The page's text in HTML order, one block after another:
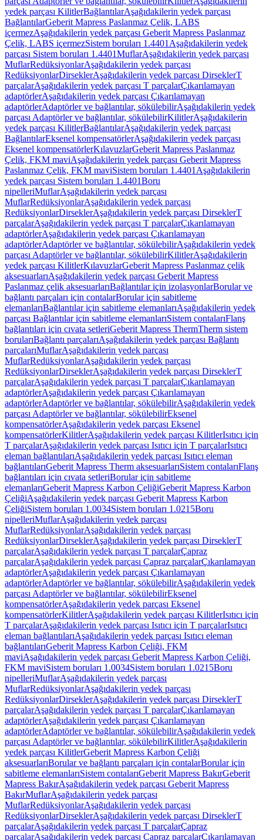
yedek parçası KilitlerBağlantılarAşağıdakilerin yedek parçası
BağlantılarGeberit Mapress Paslanmaz Çelik, LABS
içermezAşağıdakilerin yedek parçası Geberit Mapress Paslanmaz
Çelik, LABS içermezSistem boruları 1.4401 Aşağıdakilerin yedek
parçası Sistem boruları 1.4401MuflarAşağıdakilerin yedek parçası
MuflarRedüksiyonlarAşağıdakilerin yedek parçası
RedüksiyonlarDirseklerAşağıdakilerin yedek parçası DirseklerT
parçalarAşağıdakilerin yedek parçası T parçalarÇıkarılamayan
adaptörlerAşağıdakilerin yedek parçası Çıkarılamayan
adaptörlerAdaptörler ve bağlantılar, sökülebilirAşağıdakilerin yedek
parçası Adaptörler ve bağlantılar, sökülebilirKilitlerAşağıdakilerin
yedek parçası KilitlerBağlantılarAşağıdakilerin yedek parçası
BağlantılarEksenel kompensatörlerAşağıdakilerin yedek parçası
Eksenel kompensatörlerKılavuzlarGeberit Mapress Paslanmaz
Çelik, FKM maviAşağıdakilerin yedek parçası Geberit Mapress
Paslanmaz Çelik, FKM maviSistem boruları 1.4401 Aşağıdakilerin
yedek parçası Sistem boruları 1.4401Boru
nipelleriMuflarAşağıdakilerin yedek parçası
MuflarRedüksiyonlarAşağıdakilerin yedek parçası
RedüksiyonlarDirseklerAşağıdakilerin yedek parçası DirseklerT
parçalarAşağıdakilerin yedek parçası T parçalarÇıkarılamayan
adaptörlerAşağıdakilerin yedek parçası Çıkarılamayan
adaptörlerAdaptörler ve bağlantılar, sökülebilirAşağıdakilerin yedek
parçası Adaptörler ve bağlantılar, sökülebilirKilitlerAşağıdakilerin
yedek parçası KilitlerKılavuzlarGeberit Mapress Paslanmaz çelik
aksesuarlarıAşağıdakilerin yedek parçası Geberit Mapress
Paslanmaz çelik aksesuarlarıBağlantılar için izolasyonlarBorular ve
bağlantı parçaları için contalarBorular için sabitleme
elemanlarıBağlantılar için sabitleme elemanlarıAşağıdakilerin yedek
parçası Bağlantılar için sabitleme elemanlarıSistem contalarıFlanş
bağlantıları için cıvata setleriGeberit Mapress ThermTherm sistem
borularıBağlantı parçalarıAşağıdakilerin yedek parçası Bağlantı
parçalarıMuflarAşağıdakilerin yedek parçası
MuflarRedüksiyonlarAşağıdakilerin yedek parçası
RedüksiyonlarDirseklerAşağıdakilerin yedek parçası DirseklerT
parçalarAşağıdakilerin yedek parçası T parçalarÇıkarılamayan
adaptörlerAşağıdakilerin yedek parçası Çıkarılamayan
adaptörlerAdaptörler ve bağlantılar, sökülebilirAşağıdakilerin yedek
parçası Adaptörler ve bağlantılar, sökülebilirEksenel
kompensatörlerAşağıdakilerin yedek parçası Eksenel
kompensatörlerKilitlerAşağıdakilerin yedek parçası KilitlerIsıtıcı için
T parçalarAşağıdakilerin yedek parçası Isıtıcı için T parçalarIsıtıcı
eleman bağlantılarıAşağıdakilerin yedek parçası Isıtıcı eleman
bağlantılarıGeberit Mapress Therm aksesuarlarıSistem contalarıFlanş
bağlantıları için cıvata setleriBorular için sabitleme
elemanlarıGeberit Mapress Karbon ÇeliğiGeberit Mapress Karbon
ÇeliğiAşağıdakilerin yedek parçası Geberit Mapress Karbon
ÇeliğiSistem boruları 1.0034Sistem boruları 1.0215Boru
nipelleriMuflarAşağıdakilerin yedek parçası
MuflarRedüksiyonlarAşağıdakilerin yedek parçası
RedüksiyonlarDirseklerAşağıdakilerin yedek parçası DirseklerT
parçalarAşağıdakilerin yedek parçası T parçalarÇapraz
parçalarAşağıdakilerin yedek parçası Çapraz parçalarÇıkarılamayan
adaptörlerAşağıdakilerin yedek parçası Çıkarılamayan
adaptörlerAdaptörler ve bağlantılar, sökülebilirAşağıdakilerin yedek
parçası Adaptörler ve bağlantılar, sökülebilirEksenel
kompensatörlerAşağıdakilerin yedek parçası Eksenel
kompensatörlerKilitlerAşağıdakilerin yedek parçası KilitlerIsıtıcı için
T parçalarAşağıdakilerin yedek parçası Isıtıcı için T parçalarIsıtıcı
eleman bağlantılarıAşağıdakilerin yedek parçası Isıtıcı eleman
bağlantılarıGeberit Mapress Karbon Çeliği, FKM
maviAşağıdakilerin yedek parçası Geberit Mapress Karbon Çeliği,
FKM maviSistem boruları 1.0034Sistem boruları 1.0215Boru
nipelleriMuflarAşağıdakilerin yedek parçası
MuflarRedüksiyonlarAşağıdakilerin yedek parçası
RedüksiyonlarDirseklerAşağıdakilerin yedek parçası DirseklerT
parçalarAşağıdakilerin yedek parçası T parçalarÇıkarılamayan
adaptörlerAşağıdakilerin yedek parçası Çıkarılamayan
adaptörlerAdaptörler ve bağlantılar, sökülebilirAşağıdakilerin yedek
parçası Adaptörler ve bağlantılar, sökülebilirKilitlerAşağıdakilerin
yedek parçası KilitlerGeberit Mapress Karbon Çeliği
aksesuarlarıBorular ve bağlantı parçaları için contalarBorular için
sabitleme elemanlarıSistem contalarıGeberit Mapress BakırGeberit
Mapress BakırAşağıdakilerin yedek parçası Geberit Mapress
BakırMuflarAşağıdakilerin yedek parçası
MuflarRedüksiyonlarAşağıdakilerin yedek parçası
RedüksiyonlarDirseklerAşağıdakilerin yedek parçası DirseklerT
parçalarAşağıdakilerin yedek parçası T parçalarÇapraz
parçalarAşağıdakilerin yedek parçası Çapraz parçalarÇıkarılamayan